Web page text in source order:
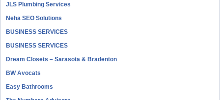
JLS Plumbing Services
Neha SEO Solutions
BUSINESS SERVICES
BUSINESS SERVICES
Dream Closets – Sarasota & Bradenton
BW Avocats
Easy Bathrooms